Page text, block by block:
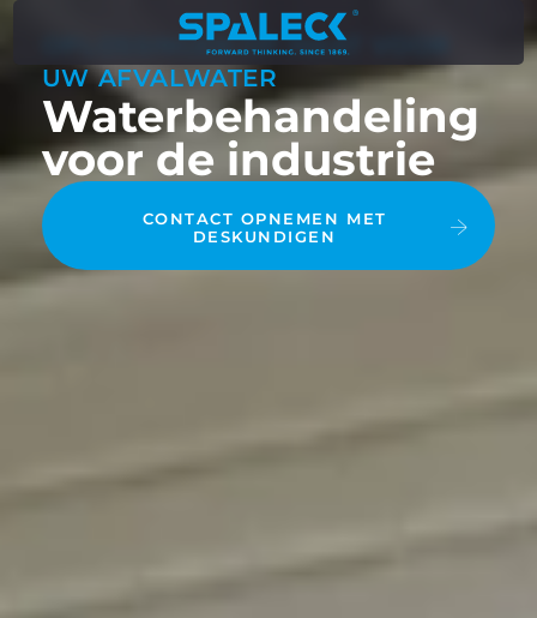
OPLOSSINGEN OP MAAT VOOR
UW AFVALWATER
Waterbehandeling
voor de industrie
CONTACT OPNEMEN MET
DESKUNDIGEN